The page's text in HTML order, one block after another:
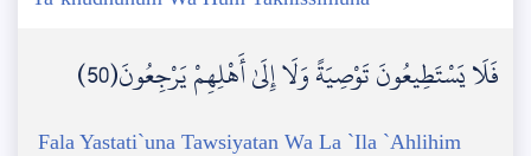
فَلَا يَسْتَطِيعُونَ تَوْصِيَةً وَلَا إِلَىٰ أَهْلِهِمْ يَرْجِعُونَ(50)
Fala Yastati`una Tawsiyatan Wa La `Ila `Ahlihim